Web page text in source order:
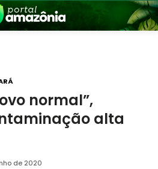
normal”,
alta
de 2020